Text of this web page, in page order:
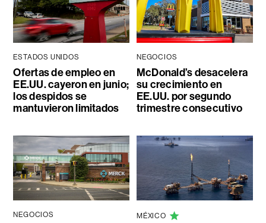
ESTADOS UNIDOS
Ofertas de empleo en
EE.UU. cayeron en junio;
los despidos se
mantuvieron limitados
NEGOCIOS
McDonald’s desacelera
su crecimiento en
EE.UU. por segundo
trimestre consecutivo
NEGOCIOS MÉXICO